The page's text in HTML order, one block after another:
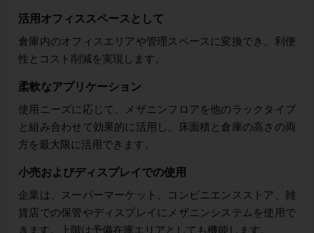
活用オフィススペースとして
倉庫内のオフィスエリアや管理スペースに変換でき、利便
性とコスト削減を実現します。
柔軟なアプリケーション
使用ニーズに応じて、メザニンフロアを他のラックタイプ
と組み合わせて効果的に活用し、床面積と倉庫の高さの両
方を最大限に活用できます。
小売およびディスプレイでの使用
企業は、スーパーマーケット、コンビニエンスストア、雑
貨店での保管やディスプレイにメザニンシステムを使用で
きます。上階は予備在庫エリアとしても機能します。